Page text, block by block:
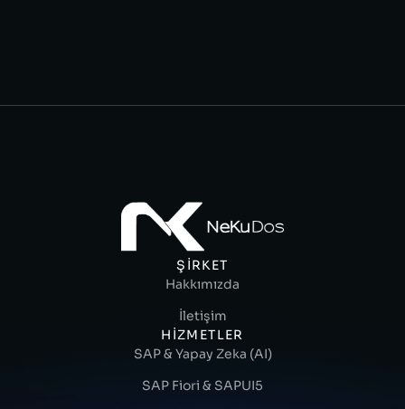
ŞIRKET
Hakkımızda
İletişim
HIZMETLER
SAP & Yapay Zeka (AI)
SAP Fiori & SAPUI5